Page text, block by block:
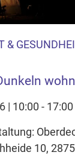
&
| 10:00 - 17:00
10,